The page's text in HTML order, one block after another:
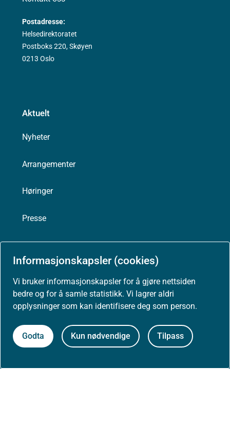
Informasjonskapsler (cookies)
Vi bruker informasjonskapsler for å gjøre nettsiden
bedre og for å samle statistikk. Vi lagrer aldri
opplysninger som kan identifisere deg som person.
Godta Kun nødvendige Tilpass
Postadresse:
Helsedirektoratet
Postboks 220, Skøyen
0213 Oslo
Aktuelt
Nyheter
Arrangementer
Høringer
Presse
Personvernerklæring
Tilgjengelighetserklæring (uustatus.no)